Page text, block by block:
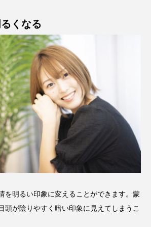
くなる
を明るい印象に変えることができます。蒙
頭が陰りやすく暗い印象に見えてしまうこ